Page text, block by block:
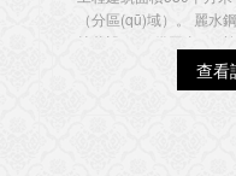
（分區(qū)域）。 麗水
拌釜設(shè)備平臺(tái)
查看